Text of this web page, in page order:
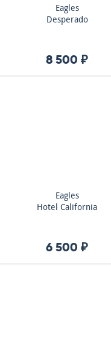
Eagles
Desperado
8 500 ₽
Eagles
Hotel California
6 500 ₽